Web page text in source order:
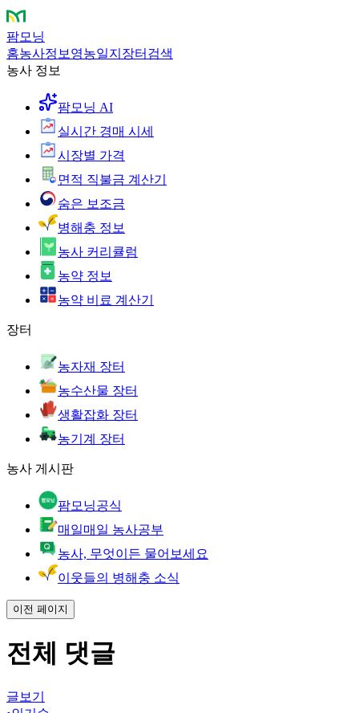
팜모닝
홈농사정보 영농일지 장터 검색
농사 정보
팜모닝 AI
실시간 경매 시세
시장별 가격
면적 직불금 계산기
숨은 보조금
병해충 정보
농사 커리큘럼
농약 정보
농약 비료 계산기
장터
농자재 장터
농수산물 장터
생활잡화 장터
농기계 장터
농사 게시판
팜모닝공식
매일매일 농사공부
농사, 무엇이든 물어보세요
이웃들의 병해충 소식
이전 페이지
전체 댓글
글보기